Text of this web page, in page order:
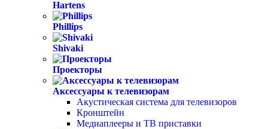
Hartens
Phillips
Shivaki
Проекторы
Аксессуары к телевизорам
Акустическая система для телевизоров
Кронштейн
Медиаплееры и ТВ приставки